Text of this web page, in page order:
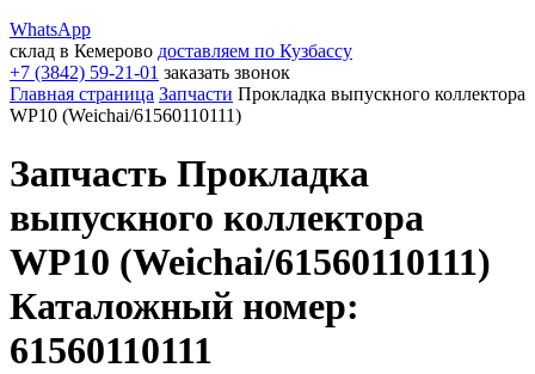
WhatsApp
склад в Кемерово доставляем по Кузбассу
+7 (3842) 59-21-01 заказать звонок
Главная страница Запчасти Прокладка выпускного коллектора
WP10 (Weichai/61560110111)
Запчасть Прокладка
выпускного коллектора
WP10 (Weichai/61560110111)
Каталожный номер:
61560110111